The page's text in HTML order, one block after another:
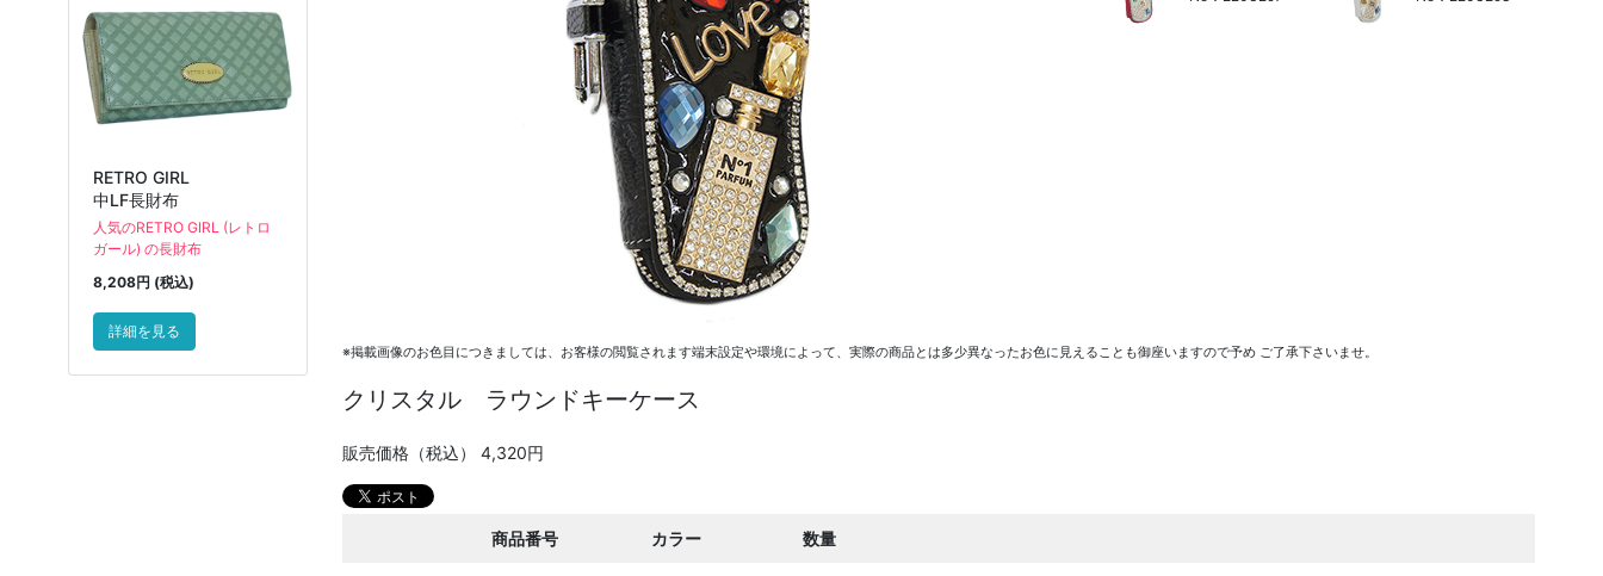
RETRO GIRL
中LF長財布
人気のRETRO GIRL (レトロ
ガール) の長財布
8,208円 (税込)
詳細を見る
※掲載画像のお色目につきましては、お客様の閲覧されます端末設定や環境によって、実際の商品とは多少異なったお色に見えることも御座いますので予め ご了承下さいませ。
クリスタル ラウンドキーケース
販売価格（税込） 4,320円
商品番号 カラー 数量